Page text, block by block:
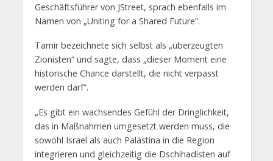
Geschäftsführer von JStreet, sprach ebenfalls im
Namen von „Uniting for a Shared Future“.
Tamir bezeichnete sich selbst als „überzeugten
Zionisten“ und sagte, dass „dieser Moment eine
historische Chance darstellt, die nicht verpasst
werden darf“.
„Es gibt ein wachsendes Gefühl der Dringlichkeit,
das in Maßnahmen umgesetzt werden muss, die
sowohl Israel als auch Palästina in die Region
integrieren und gleichzeitig die Dschihadisten auf